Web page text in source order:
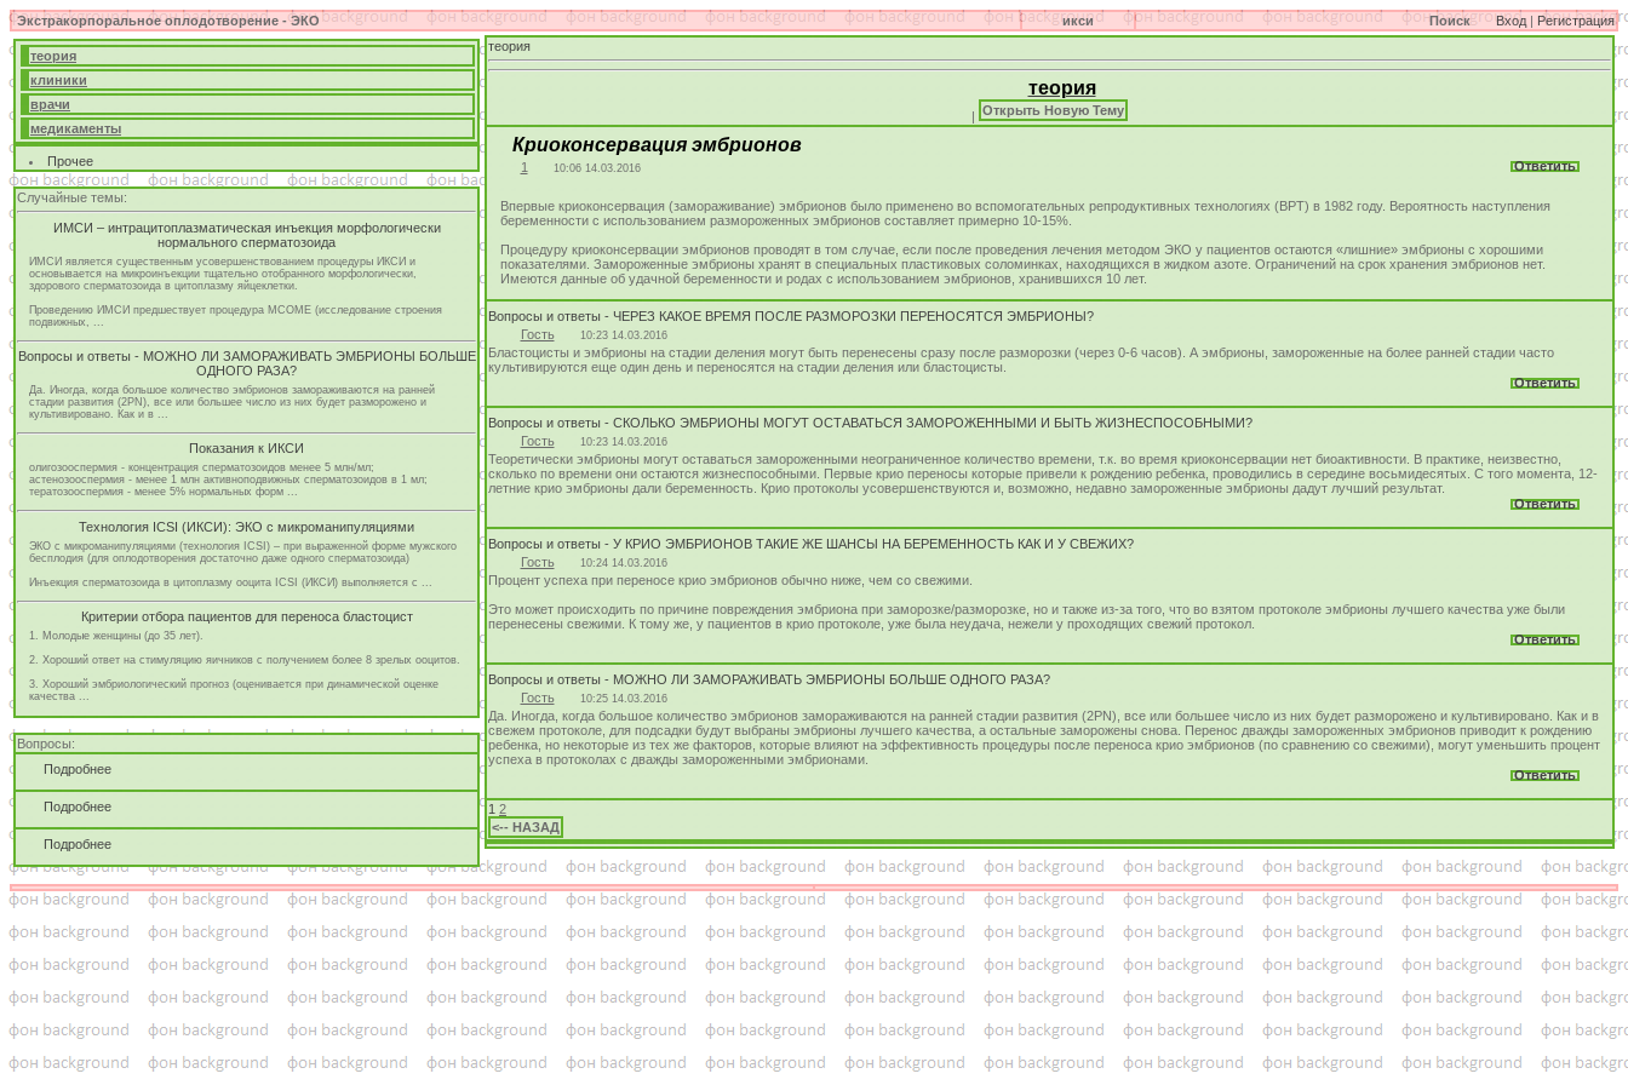
Экстракорпоральное оплодотворение - ЭКО икси Поиск Вход | Регистрация
теория
теория
| Открыть Новую Тему
Криоконсервация эмбрионов
1 10:06 14.03.2016 Ответить
Впервые криоконсервация (замораживание) эмбрионов было применено во вспомогательных репродуктивных технологиях (ВРТ) в 1982 году. Вероятность наступления
беременности с иcпользованием размороженных эмбрионов составляет примерно 10-15%.
Процедуру криоконсервации эмбрионов проводят в том случае, если после проведения лечения методом ЭКО у пациентов остаются «лишние» эмбрионы с хорошими
показателями. Замороженные эмбрионы хранят в специальных пластиковых соломинках, находящихся в жидком азоте. Ограничений на срок хранения эмбрионов нет.
Имеются данные об удачной беременности и родах с использованием эмбрионов, хранившихся 10 лет.
Вопросы и ответы - ЧЕРЕЗ КАКОЕ ВРЕМЯ ПОСЛЕ РАЗМОРОЗКИ ПЕРЕНОСЯТСЯ ЭМБРИОНЫ?
Гость
10:23 14.03.2016
Бластоцисты и эмбрионы на стадии деления могут быть перенесены сразу после разморозки (через 0-6 часов). А эмбрионы, замороженные на более ранней стадии часто
культивируются еще один день и переносятся на стадии деления или бластоцисты.
Ответить
Вопросы и ответы - СКОЛЬКО ЭМБРИОНЫ МОГУТ ОСТАВАТЬСЯ ЗАМОРОЖЕННЫМИ И БЫТЬ ЖИЗНЕСПОСОБНЫМИ?
Гость
10:23 14.03.2016
Теоретически эмбрионы могут оставаться замороженными неограниченное количество времени, т.к. во время криоконсервации нет биоактивности. В практике, неизвестно,
сколько по времени они остаются жизнеспособными. Первые крио переносы которые привели к рождению ребенка, проводились в середине восьмидесятых. С того момента, 12-
летние крио эмбрионы дали беременность. Крио протоколы усовершенствуются и, возможно, недавно замороженные эмбрионы дадут лучший результат.
Ответить
Вопросы и ответы - У КРИО ЭМБРИОНОВ ТАКИЕ ЖЕ ШАНСЫ НА БЕРЕМЕННОСТЬ КАК И У СВЕЖИХ?
Гость
10:24 14.03.2016
Процент успеха при переносе крио эмбрионов обычно ниже, чем со свежими.
Это может происходить по причине повреждения эмбриона при заморозке/разморозке, но и также из-за того, что во взятом протоколе эмбрионы лучшего качества уже были
перенесены свежими. К тому же, у пациентов в крио протоколе, уже была неудача, нежели у проходящих свежий протокол.
Ответить
Вопросы и ответы - МОЖНО ЛИ ЗАМОРАЖИВАТЬ ЭМБРИОНЫ БОЛЬШЕ ОДНОГО РАЗА?
Гость
10:25 14.03.2016
Да. Иногда, когда большое количество эмбрионов замораживаются на ранней стадии развития (2PN), все или большее число из них будет разморожено и культивировано. Как и в
свежем протоколе, для подсадки будут выбраны эмбрионы лучшего качества, а остальные заморожены снова. Перенос дважды замороженных эмбрионов приводит к рождению
ребенка, но некоторые из тех же факторов, которые влияют на эффективность процедуры после переноса крио эмбрионов (по сравнению со свежими), могут уменьшить процент
успеха в протоколах с дважды замороженными эмбрионами.
Ответить
1 2
<-- НАЗАД
теория
клиники
врачи
медикаменты
Прочее
Случайные темы:
ИМСИ – интрацитоплазматическая инъекция морфологически
нормального сперматозоида
ИМСИ является существенным усовершенствованием процедуры ИКСИ и
основывается на микроинъекции тщательно отобранного морфологически,
здорового сперматозоида в цитоплазму яйцеклетки.
Проведению ИМСИ предшествует процедура МCOME (исследование строения
подвижных, ...
Вопросы и ответы - МОЖНО ЛИ ЗАМОРАЖИВАТЬ ЭМБРИОНЫ БОЛЬШЕ
ОДНОГО РАЗА?
Да. Иногда, когда большое количество эмбрионов замораживаются на ранней
стадии развития (2PN), все или большее число из них будет разморожено и
культивировано. Как и в ...
Показания к ИКСИ
олигозооспермия - концентрация сперматозоидов менее 5 млн/мл;
астенозооспермия - менее 1 млн активноподвижных сперматозоидов в 1 мл;
тератозооспермия - менее 5% нормальных форм ...
Технология ICSI (ИКСИ): ЭКО с микроманипуляциями
ЭКО с микроманипуляциями (технология ICSI) – при выраженной форме мужского
бесплодия (для оплодотворения достаточно даже одного сперматозоида)
Инъекция сперматозоида в цитоплазму ооцита ICSI (ИКСИ) выполняется с ...
Критерии отбора пациентов для переноса бластоцист
1. Молодые женщины (до 35 лет).
2. Хороший ответ на стимуляцию яичников с получением более 8 зрелых ооцитов.
3. Хороший эмбриологический прогноз (оценивается при динамической оценке
качества ...
Вопросы:
Подробнее
Подробнее
Подробнее